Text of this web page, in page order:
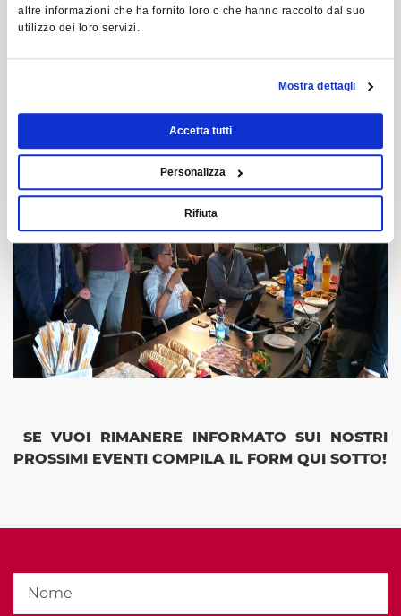
altre informazioni che ha fornito loro o che hanno raccolto dal suo
utilizzo dei loro servizi.
Mostra dettagli
Accetta tutti
Personalizza
Rifiuta
SE VUOI RIMANERE INFORMATO SUI NOSTRI
PROSSIMI EVENTI COMPILA IL FORM QUI SOTTO!